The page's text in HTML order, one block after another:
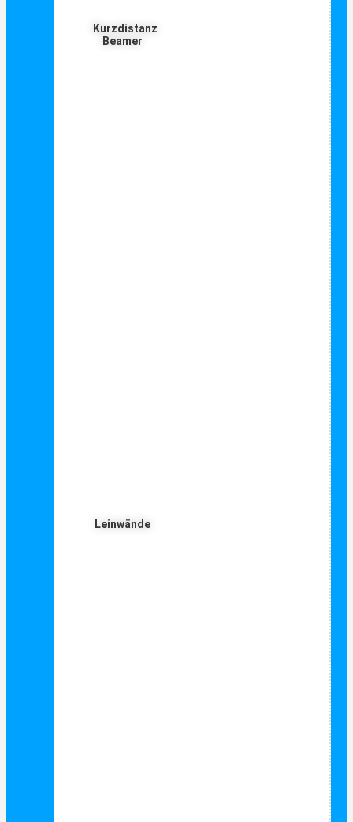
Kurzdistanz
Beamer
Leinwände